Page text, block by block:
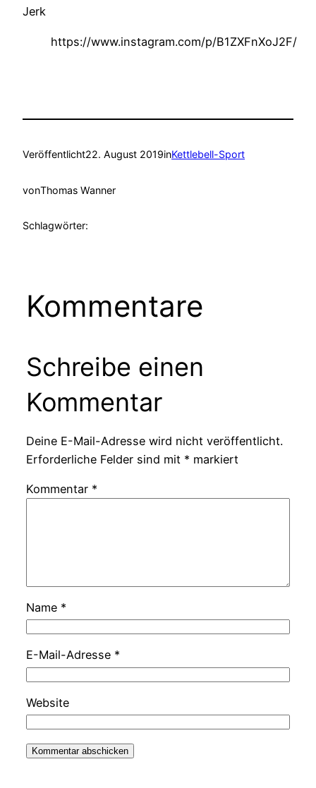
Jerk
https://www.instagram.com/p/B1ZXFnXoJ2F/
Veröffentlicht22. August 2019inKettlebell-Sport
vonThomas Wanner
Schlagwörter:
Kommentare
Schreibe einen
Kommentar
Deine E-Mail-Adresse wird nicht veröffentlicht.
Erforderliche Felder sind mit * markiert
Kommentar *
Name *
E-Mail-Adresse *
Website